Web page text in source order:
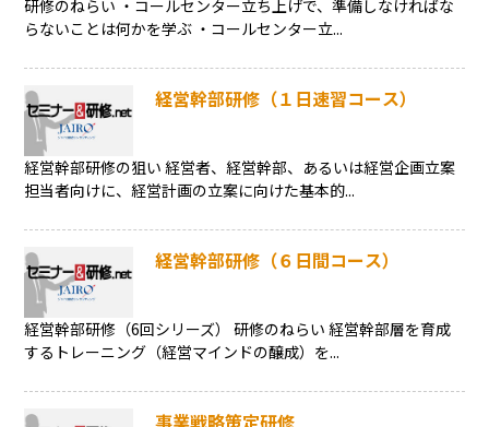
研修のねらい ・コールセンター立ち上げで、準備しなければな
らないことは何かを学ぶ ・コールセンター立...
経営幹部研修（１日速習コース）
経営幹部研修の狙い 経営者、経営幹部、あるいは経営企画立案
担当者向けに、経営計画の立案に向けた基本的...
経営幹部研修（６日間コース）
経営幹部研修（6回シリーズ） 研修のねらい 経営幹部層を育成
するトレーニング（経営マインドの醸成）を...
事業戦略策定研修